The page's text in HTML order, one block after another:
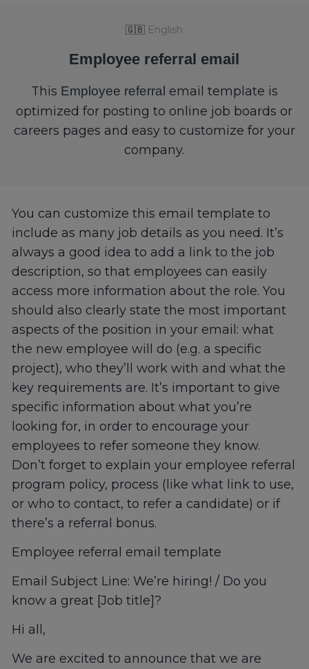
🇬🇧 English
Employee referral email
This Employee referral email template is
optimized for posting to online job boards or
careers pages and easy to customize for your
company.
You can customize this email template to
include as many job details as you need. It’s
always a good idea to add a link to the job
description, so that employees can easily
access more information about the role. You
should also clearly state the most important
aspects of the position in your email: what
the new employee will do (e.g. a specific
project), who they’ll work with and what the
key requirements are. It’s important to give
specific information about what you’re
looking for, in order to encourage your
employees to refer someone they know.
Don’t forget to explain your employee referral
program policy, process (like what link to use,
or who to contact, to refer a candidate) or if
there’s a referral bonus.
Employee referral email template
Email Subject Line: We’re hiring! / Do you
know a great [Job title]?
Hi all,
We are excited to announce that we are